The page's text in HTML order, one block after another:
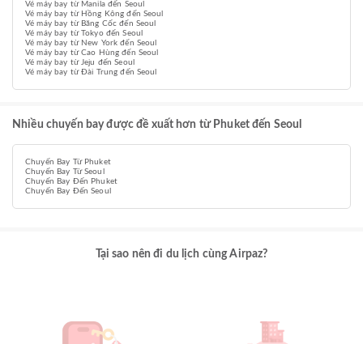
Vé máy bay từ Manila đến Seoul
Vé máy bay từ Hồng Kông đến Seoul
Vé máy bay từ Băng Cốc đến Seoul
Vé máy bay từ Tokyo đến Seoul
Vé máy bay từ New York đến Seoul
Vé máy bay từ Cao Hùng đến Seoul
Vé máy bay từ Jeju đến Seoul
Vé máy bay từ Đài Trung đến Seoul
Nhiều chuyến bay được đề xuất hơn từ Phuket đến Seoul
Chuyến Bay Từ Phuket
Chuyến Bay Từ Seoul
Chuyến Bay Đến Phuket
Chuyến Bay Đến Seoul
Tại sao nên đi du lịch cùng Airpaz?